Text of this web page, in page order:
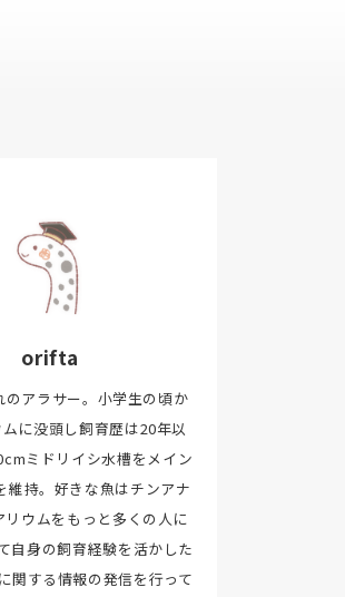
orifta
のアラサー。小学生の頃か
に没頭し飼育歴は20年以
ミドリイシ水槽をメイン
維持。好きな魚はチンアナ
ウムをもっと多くの人に
自身の飼育経験を活かした
関する情報の発信を行って